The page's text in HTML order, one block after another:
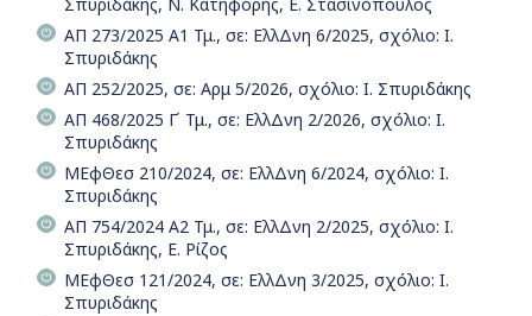
Σπυριδάκης, Ν. Κατηφόρης, Ε. Στασινόπουλος
ΑΠ 273/2025 Α1 Τμ., σε: ΕλλΔνη 6/2025, σχόλιο: Ι.
Σπυριδάκης
ΑΠ 252/2025, σε: Αρμ 5/2026, σχόλιο: Ι. Σπυριδάκης
ΑΠ 468/2025 Γ΄ Τμ., σε: ΕλλΔνη 2/2026, σχόλιο: Ι.
Σπυριδάκης
ΜΕφΘεσ 210/2024, σε: ΕλλΔνη 6/2024, σχόλιο: Ι.
Σπυριδάκης
ΑΠ 754/2024 Α2 Τμ., σε: ΕλλΔνη 2/2025, σχόλιο: Ι.
Σπυριδάκης, Ε. Ρίζος
ΜΕφΘεσ 121/2024, σε: ΕλλΔνη 3/2025, σχόλιο: Ι.
Σπυριδάκης